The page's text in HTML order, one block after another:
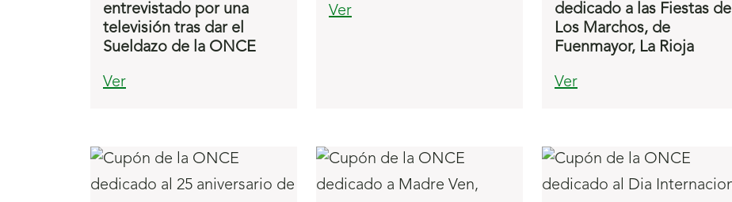
entrevistado por una
televisión tras dar el
Sueldazo de la ONCE
Ver
Ver
dedicado a las Fiestas de
Los Marchos, de
Fuenmayor, La Rioja
Ver